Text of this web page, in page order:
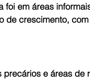
em áreas
de crescimento,
e áreas de